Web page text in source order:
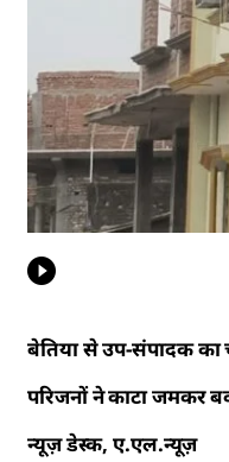
बेतिया से उप-संपादक का
परिजनों ने काटा
न्यूज़ डेस्क, ए.एल.न्यूज़